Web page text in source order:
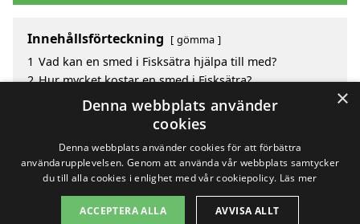
Innehållsförteckning gömma
1 Vad kan en smed i Fisksätra hjälpa till med?
2 Hur mycket kostar en smed i Fisksätra?
Fördelar med att välja smed i Fisksätra
Sök efter en skicklig smed i de omgivande städerna
Copyright 2026 - Pilanto Aps
×
Denna webbplats använder
cookies
Denna webbplats använder cookies för att förbättra
användarupplevelsen. Genom att använda vår webbplats samtycker
du till alla cookies i enlighet med vår cookiepolicy. Läs mer
ACCEPTERA ALLA AVVISA ALLT